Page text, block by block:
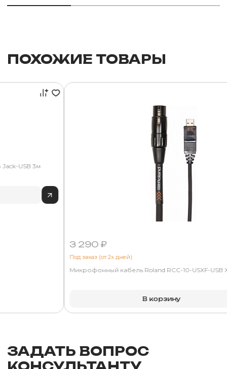
ПОХОЖИЕ ТОВАРЫ
USB 3м
3 290 ₽
Под заказ (от 2х дней)
Микрофонный кабель Roland RCC-10-USXF-USB
В корзину
ЗАДАТЬ ВОПРОС